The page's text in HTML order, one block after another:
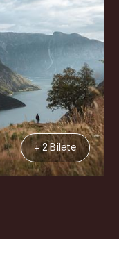
+ 2 Bilete